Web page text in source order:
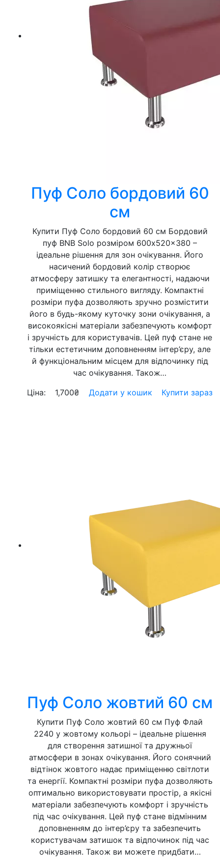
Пуф Соло бордовий 60
см
Купити Пуф Соло бордовий 60 см Бордовий
пуф BNB Solo розміром 600x520x380 –
ідеальне рішення для зон очікування. Його
насичений бордовий колір створює
атмосферу затишку та елегантності, надаючи
приміщенню стильного вигляду. Компактні
розміри пуфа дозволяють зручно розмістити
його в будь-якому куточку зони очікування, а
високоякісні матеріали забезпечують комфорт
і зручність для користувачів. Цей пуф стане не
тільки естетичним доповненням інтер’єру, але
й функціональним місцем для відпочинку під
час очікування. Також…
Ціна:
1,700₴ Додати у кошик Купити зараз
Пуф Соло жовтий 60 см
Купити Пуф Соло жовтий 60 см Пуф Флай
2240 у жовтому кольорі – ідеальне рішення
для створення затишної та дружньої
атмосфери в зонах очікування. Його сонячний
відтінок жовтого надає приміщенню світлоти
та енергії. Компактні розміри пуфа дозволяють
оптимально використовувати простір, а якісні
матеріали забезпечують комфорт і зручність
під час очікування. Цей пуф стане відмінним
доповненням до інтер’єру та забезпечить
користувачам затишок та відпочинок під час
очікування. Також ви можете придбати…